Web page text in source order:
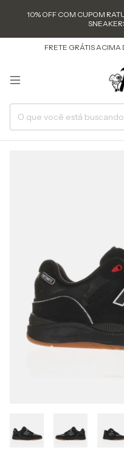
10% OFF COM CUPOM
FRETE GRÁTIS ACIMA